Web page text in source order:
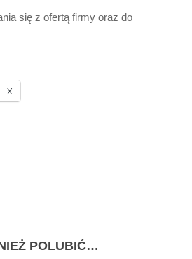
się z ofertą firmy oraz do
X
POLUBIĆ…